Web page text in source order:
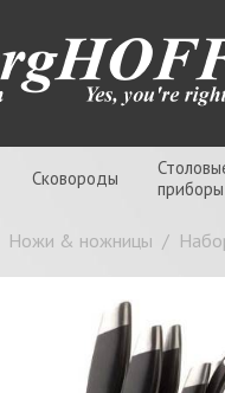
Сковороды
приборы
Ножи & ножницы /